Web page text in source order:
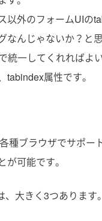
以外のフォームUIの
なんじゃないか？と
統一してくれればよ
属性です。
種ブラウザでサポ
可能です。
大きく3つあります。